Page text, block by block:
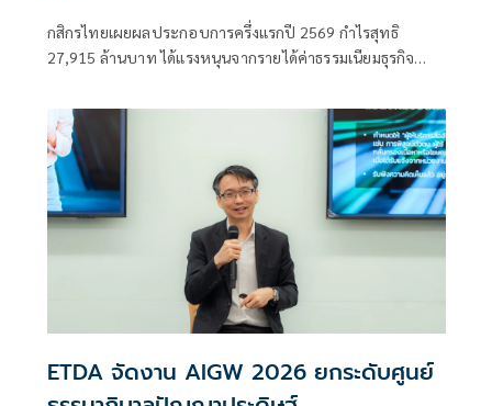
กสิกรไทยเผยผลประกอบการครึ่งแรกปี 2569 กำไรสุทธิ
27,915 ล้านบาท ได้แรงหนุนจากรายได้ค่าธรรมเนียมธุรกิจ
เดินหน้าบริหารความเสี่ยงรับมือเศรษฐกิจโลกผันผวน
ETDA จัดงาน AIGW 2026 ยกระดับศูนย์